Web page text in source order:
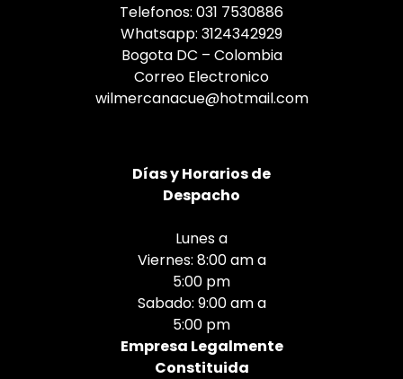
Telefonos: 031 7530886
Whatsapp: 3124342929
Bogota DC – Colombia
Correo Electronico
wilmercanacue@hotmail.com
Díasy Horarios de
Despacho
Lunes a
Viernes: 8:00 am a
5:00 pm
Sabado: 9:00 am a
5:00 pm
Empresa Legalmente
Constituida